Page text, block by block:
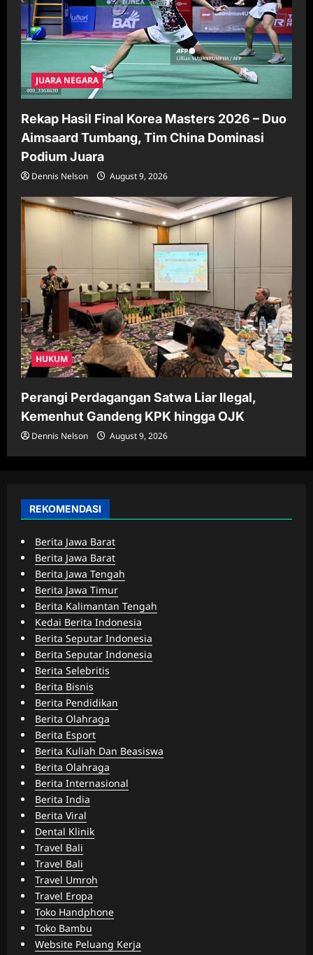
JUARA NEGARA
Rekap Hasil Final Korea Masters 2026 – Duo
Aimsaard Tumbang, Tim China Dominasi
Podium Juara
Dennis Nelson August 9, 2026
HUKUM
Perangi Perdagangan Satwa Liar Ilegal,
Kemenhut Gandeng KPK hingga OJK
Dennis Nelson August 9, 2026
REKOMENDASI
Berita Jawa Barat
Berita Jawa Barat
Berita Jawa Tengah
Berita Jawa Timur
Berita Kalimantan Tengah
Kedai Berita Indonesia
Berita Seputar Indonesia
Berita Seputar Indonesia
Berita Selebritis
Berita Bisnis
Berita Pendidikan
Berita Olahraga
Berita Esport
Berita Kuliah Dan Beasiswa
Berita Olahraga
Berita Internasional
Berita India
Berita Viral
Dental Klinik
Travel Bali
Travel Bali
Travel Umroh
Travel Eropa
Toko Handphone
Toko Bambu
Website Peluang Kerja